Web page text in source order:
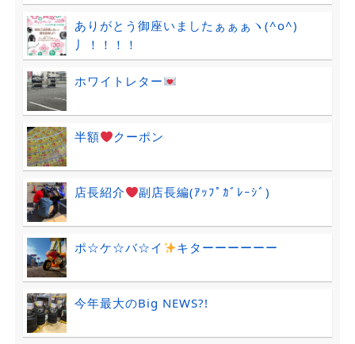
ありがとう御座いましたぁぁぁヽ(^o^)
丿！！！！
ホワイトレター
半額 クーポン
店長紹介 副店長編(ｱｯﾌﾟｶﾞﾚｰｼﾞ)
ポ☆ケ☆バ☆イ キターーーーーー
今年最大のBig NEWS?!